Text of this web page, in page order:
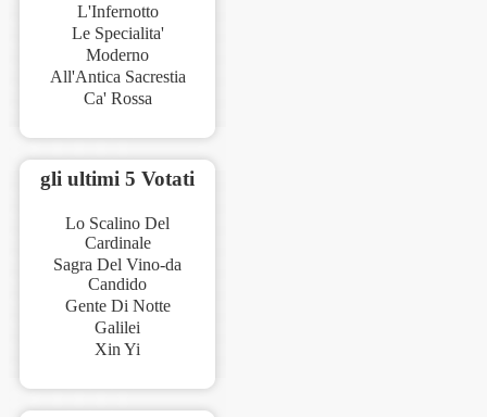
L'Infernotto
Le Specialita'
Moderno
All'Antica Sacrestia
Ca' Rossa
gli ultimi 5 Votati
Lo Scalino Del
Cardinale
Sagra Del Vino-da
Candido
Gente Di Notte
Galilei
Xin Yi